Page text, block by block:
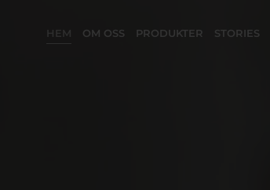
HEM OM OSS PRODUKTER STORIES